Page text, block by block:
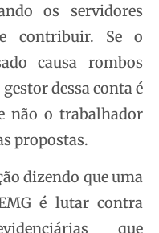
os servidores
contribuir. Se o
causa rombos
dessa conta é
não o trabalhador
propostas.
dizendo que uma
é lutar contra
que